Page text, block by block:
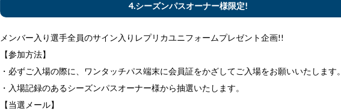
4.シーズンパスオーナー様限定!
メンバー入り選手全員のサイン入りレプリカユニフォームプレゼント企画!!
【参加方法】
・必ずご入場の際に、ワンタッチパス端末に会員証をかざしてご入場をお願いいたします。
・入場記録のあるシーズンパスオーナー様から抽選いたします。
【当選メール】